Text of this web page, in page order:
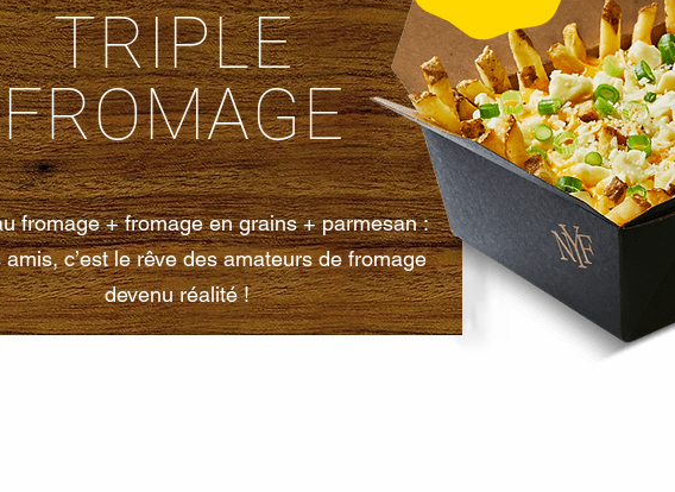
fromage + fromage en grains + parmesan :
amis, c’est le rêve des amateurs de fromage
devenu réalité !
TRIPLE
FROMAGE